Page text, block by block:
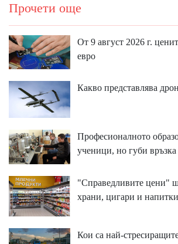
Прочети още
От 9 август 2026 г.
евро
Какво представлява
Професионалното
ученици, но губи
"Справедливите цени"
храни, цигари и напитки
Кои са най-